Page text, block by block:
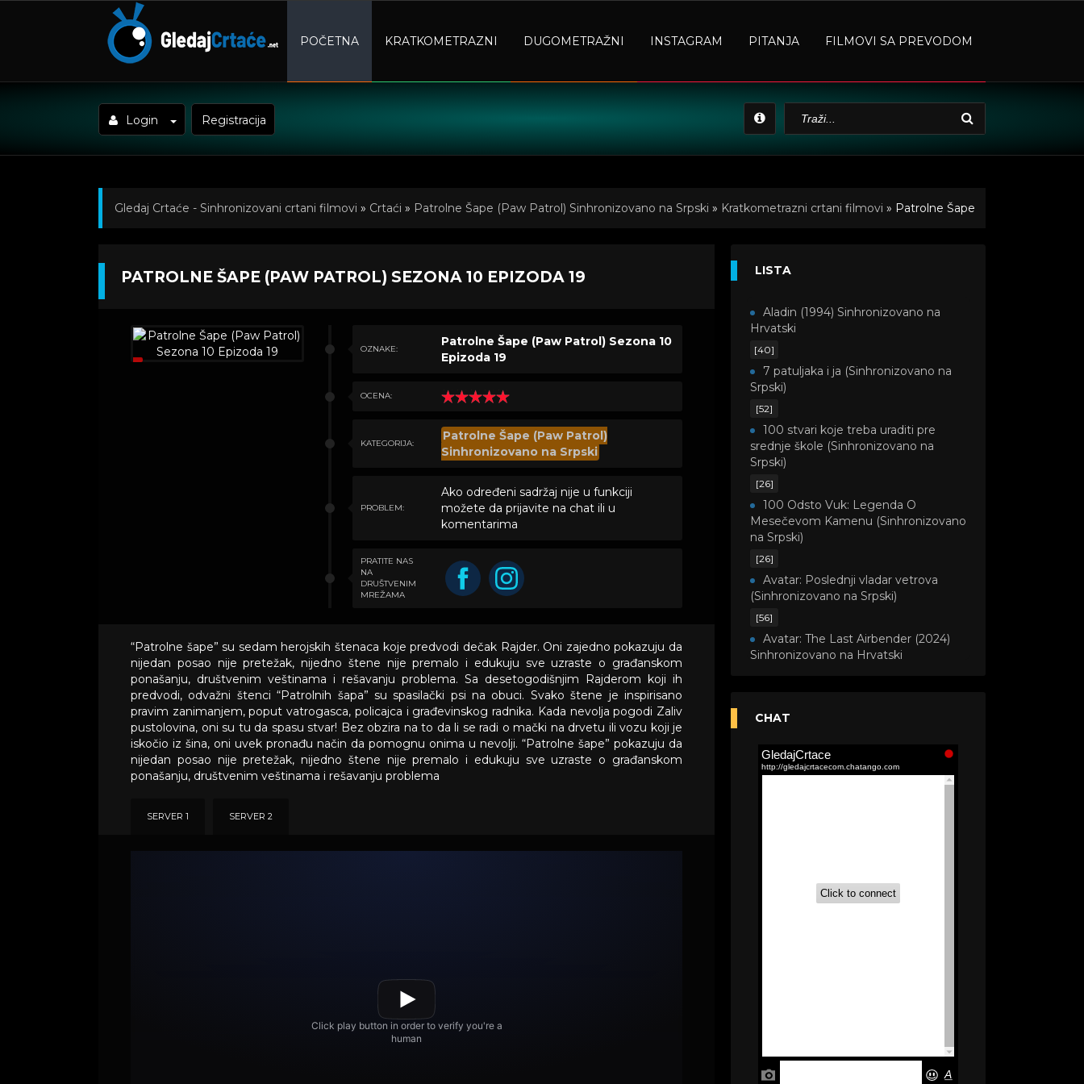
POČETNA KRATKOMETRAZNI DUGOMETRAŽNI INSTAGRAM PITANJA FILMOVI SA PREVODOM
Login Registracija
Gledaj Crtaće - Sinhronizovani crtani filmovi » Crtaći » Patrolne Šape (Paw Patrol) Sinhronizovano na Srpski » Kratkometrazni crtani filmovi » Patrolne Šape
PATROLNE ŠAPE (PAW PATROL) SEZONA 10 EPIZODA 19
OZNAKE:
Patrolne Šape (Paw Patrol) Sezona 10
Epizoda 19
OCENA:
KATEGORIJA:
Patrolne Šape (Paw Patrol)
Sinhronizovano na Srpski
PROBLEM:
Ako određeni sadržaj nije u funkciji
možete da prijavite na chat ili u
komentarima
PRATITE NAS
NA
DRUŠTVENIM
MREŽAMA
“Patrolne šape” su sedam herojskih štenaca koje predvodi dečak Rajder. Oni zajedno pokazuju da
nijedan posao nije pretežak, nijedno štene nije premalo i edukuju sve uzraste o građanskom
ponašanju, društvenim veštinama i rešavanju problema. Sa desetogodišnjim Rajderom koji ih
predvodi, odvažni štenci “Patrolnih šapa” su spasilački psi na obuci. Svako štene je inspirisano
pravim zanimanjem, poput vatrogasca, policajca i građevinskog radnika. Kada nevolja pogodi Zaliv
pustolovina, oni su tu da spasu stvar! Bez obzira na to da li se radi o mački na drvetu ili vozu koji je
iskočio iz šina, oni uvek pronađu način da pomognu onima u nevolji. “Patrolne šape” pokazuju da
nijedan posao nije pretežak, nijedno štene nije premalo i edukuju sve uzraste o građanskom
ponašanju, društvenim veštinama i rešavanju problema
SERVER 1 SERVER 2
LISTA
Aladin (1994) Sinhronizovano na
Hrvatski
[40]
7 patuljaka i ja (Sinhronizovano na
Srpski)
[52]
100 stvari koje treba uraditi pre
srednje škole (Sinhronizovano na
Srpski)
[26]
100 Odsto Vuk: Legenda O
Mesečevom Kamenu (Sinhronizovano
na Srpski)
[26]
Avatar: Poslednji vladar vetrova
(Sinhronizovano na Srpski)
[56]
Avatar: The Last Airbender (2024)
Sinhronizovano na Hrvatski
(Sinhronizovano na Srpski)
Akademija čarolija (Wits Academy)
Sinhronizovano na Srpski
Tunes,2020) Sinhronizovano na Srpski
Okura (Sinhronizovano na Srpski)
CHAT